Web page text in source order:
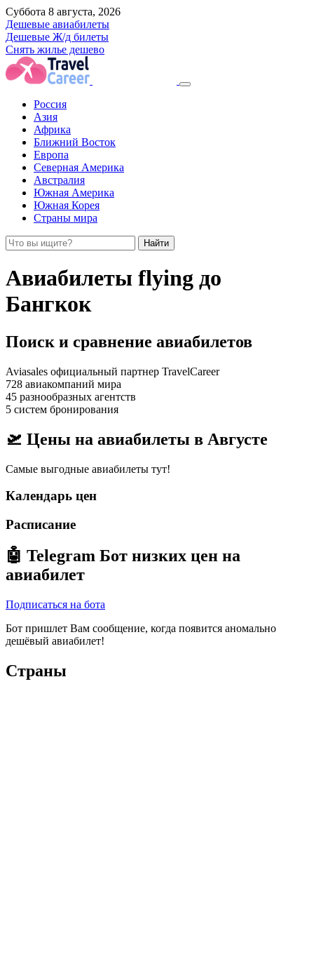
Суббота 8 августа, 2026
Дешевые авиабилеты
Дешевые Ж/д билеты
Снять жилье дешево
Россия
Азия
Африка
Ближний Восток
Европа
Северная Америка
Австралия
Южная Америка
Южная Корея
Страны мира
Найти
Авиабилеты flying до
Бангкок
Поиск и сравнение авиабилетов
Aviasales официальный партнер TravelCareer
728 авиакомпаний мира
45 разнообразных агентств
5 систем бронирования
🛫 Цены на авиабилеты в Августе
Самые выгодные авиабилеты тут!
Календарь цен
Расписание
🤖 Telegram Бот низких цен на
авиабилет
Подписаться на бота
Бот пришлет Вам сообщение, когда появится аномально
дешёвый авиабилет!
Страны